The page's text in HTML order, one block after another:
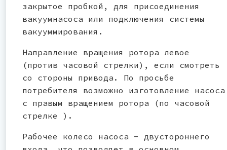
закрытое пробкой, для присоединения
вакуумнасоса или подключения системы
вакууммирования.
Направление вращения ротора левое
(против часовой стрелки), если смотреть
со стороны привода. По просьбе
потребителя возможно изготовление насоса
с правым вращением ротора (по часовой
стрелке ).
Рабочее колесо насоса - двустороннего